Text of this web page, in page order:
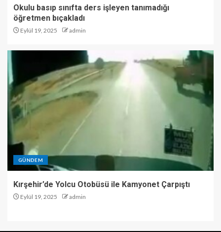
Okulu basıp sınıfta ders işleyen tanımadığı
öğretmen bıçakladı
Eylül 19, 2025 admin
GÜNDEM
Kırşehir’de Yolcu Otobüsü ile Kamyonet Çarpıştı
Eylül 19, 2025 admin